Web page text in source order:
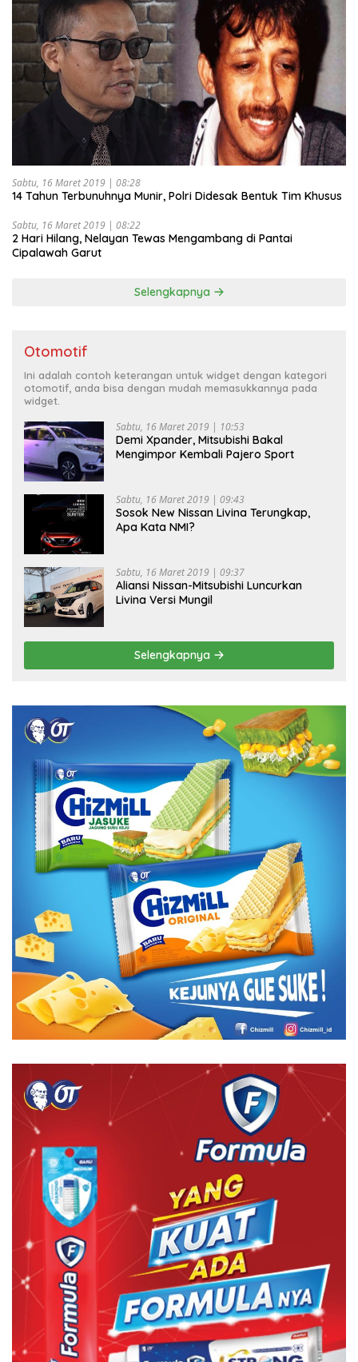
Sabtu, 16 Maret 2019 | 08:28
14 Tahun Terbunuhnya Munir, Polri Didesak Bentuk Tim Khusus
Sabtu, 16 Maret 2019 | 08:22
2 Hari Hilang, Nelayan Tewas Mengambang di Pantai
Cipalawah Garut
Selengkapnya
Otomotif
Ini adalah contoh keterangan untuk widget dengan kategori
otomotif, anda bisa dengan mudah memasukkannya pada
widget.
Sabtu, 16 Maret 2019 | 10:53
Demi Xpander, Mitsubishi Bakal
Mengimpor Kembali Pajero Sport
Sabtu, 16 Maret 2019 | 09:43
Sosok New Nissan Livina Terungkap,
Apa Kata NMI?
Sabtu, 16 Maret 2019 | 09:37
Aliansi Nissan-Mitsubishi Luncurkan
Livina Versi Mungil
Selengkapnya